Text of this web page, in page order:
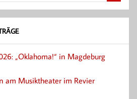
„Oklahoma!“ in Magdeburg
am Musiktheater im Revier